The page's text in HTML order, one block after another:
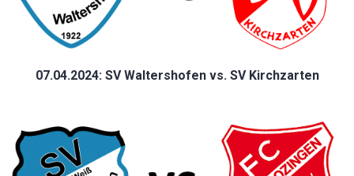
07.04.2024: SV Waltershofen vs. SV Kirchzarten